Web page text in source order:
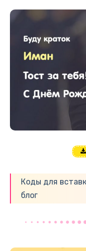
Коды для
блог